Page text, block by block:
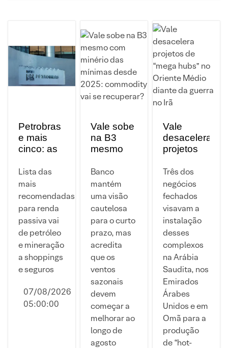
Petrobras
e mais
cinco: as
dividendos
mais
indicadas
para
agosto
Lista das
mais
recomendadas
para renda
passiva vai
de petróleo
e mineração
a shoppings
e seguros
07/08/2026
05:00:00
Vale sobe
na B3
mesmo
minério
das
mínimas
desde
commodity
vai se
recuperar?
Banco
mantém
uma visão
cautelosa
para o curto
prazo, mas
acredita
que os
ventos
sazonais
devem
começar a
melhorar ao
longo de
agosto
Vale
desacelera
projetos
hubs” no
Oriente
Médio
diante da
guerra no
Irã
Três dos
negócios
fechados
visavam a
instalação
desses
complexos
na Arábia
Saudita, nos
Emirados
Árabes
Unidos e em
Omã para a
produção
de “hot-